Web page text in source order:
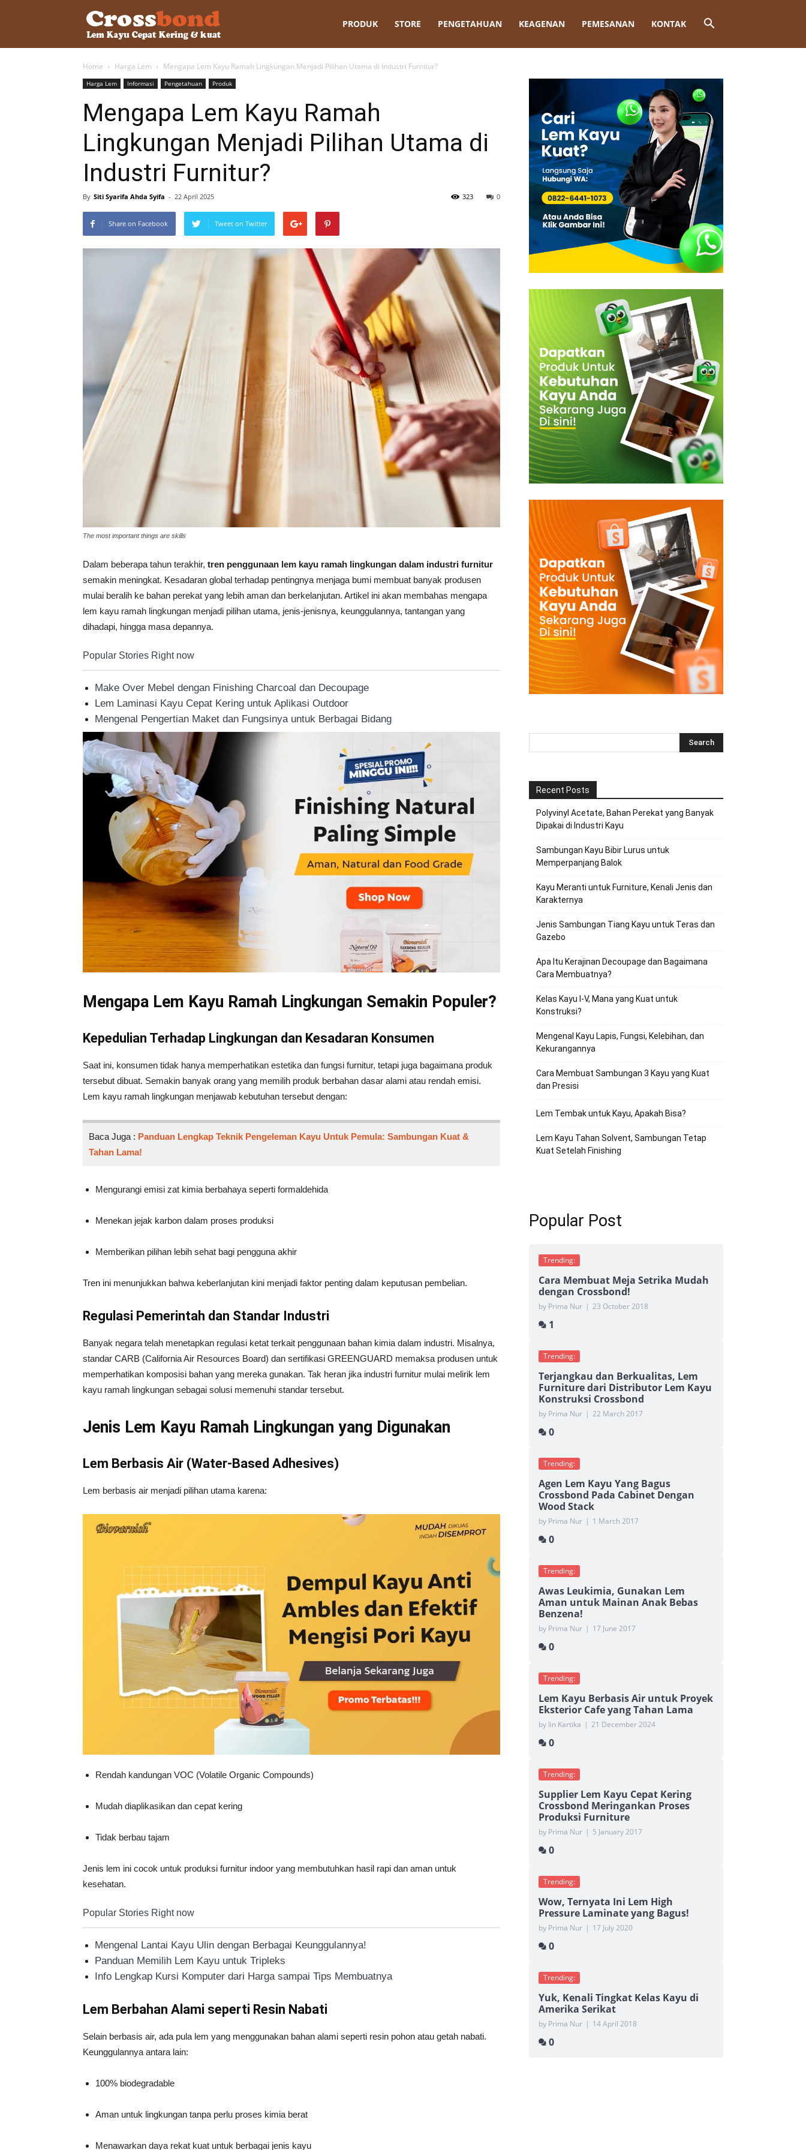
–
Lem
Kayu,
HPL,
Cepat
Kering,
Kuat
Lama
PRODUK STORE PENGETAHUAN KEAGENAN PEMESANAN KONTAK
Home Harga Lem Mengapa Lem Kayu Ramah Lingkungan Menjadi Pilihan Utama di Industri Furnitur?
Harga Lem Informasi Pengetahuan Produk
Mengapa Lem Kayu Ramah
Lingkungan Menjadi Pilihan Utama di
Industri Furnitur?
By Siti Syarifa Ahda Syifa - 22 April 2025 0
323
Share on Facebook Tweet on Twitter
The most important things are skills
Dalam beberapa tahun terakhir, tren penggunaan lem kayu ramah lingkungan dalam industri furnitur
semakin meningkat. Kesadaran global terhadap pentingnya menjaga bumi membuat banyak produsen
mulai beralih ke bahan perekat yang lebih aman dan berkelanjutan. Artikel ini akan membahas mengapa
lem kayu ramah lingkungan menjadi pilihan utama, jenis-jenisnya, keunggulannya, tantangan yang
dihadapi, hingga masa depannya.
Popular Stories Right now
Make Over Mebel dengan Finishing Charcoal dan Decoupage
Lem Laminasi Kayu Cepat Kering untuk Aplikasi Outdoor
Mengenal Pengertian Maket dan Fungsinya untuk Berbagai Bidang
Mengapa Lem Kayu Ramah Lingkungan Semakin Populer?
Kepedulian Terhadap Lingkungan dan Kesadaran Konsumen
Saat ini, konsumen tidak hanya memperhatikan estetika dan fungsi furnitur, tetapi juga bagaimana produk
tersebut dibuat. Semakin banyak orang yang memilih produk berbahan dasar alami atau rendah emisi.
Lem kayu ramah lingkungan menjawab kebutuhan tersebut dengan:
Baca Juga : Panduan Lengkap Teknik Pengeleman Kayu Untuk Pemula: Sambungan Kuat &
Tahan Lama!
Mengurangi emisi zat kimia berbahaya seperti formaldehida
Menekan jejak karbon dalam proses produksi
Memberikan pilihan lebih sehat bagi pengguna akhir
Tren ini menunjukkan bahwa keberlanjutan kini menjadi faktor penting dalam keputusan pembelian.
Regulasi Pemerintah dan Standar Industri
Banyak negara telah menetapkan regulasi ketat terkait penggunaan bahan kimia dalam industri. Misalnya,
standar CARB (California Air Resources Board) dan sertifikasi GREENGUARD memaksa produsen untuk
memperhatikan komposisi bahan yang mereka gunakan. Tak heran jika industri furnitur mulai melirik lem
kayu ramah lingkungan sebagai solusi memenuhi standar tersebut.
Jenis Lem Kayu Ramah Lingkungan yang Digunakan
Lem Berbasis Air (Water-Based Adhesives)
Lem berbasis air menjadi pilihan utama karena:
Rendah kandungan VOC (Volatile Organic Compounds)
Mudah diaplikasikan dan cepat kering
Tidak berbau tajam
Jenis lem ini cocok untuk produksi furnitur indoor yang membutuhkan hasil rapi dan aman untuk
kesehatan.
Popular Stories Right now
Mengenal Lantai Kayu Ulin dengan Berbagai Keunggulannya!
Panduan Memilih Lem Kayu untuk Tripleks
Info Lengkap Kursi Komputer dari Harga sampai Tips Membuatnya
Lem Berbahan Alami seperti Resin Nabati
Selain berbasis air, ada pula lem yang menggunakan bahan alami seperti resin pohon atau getah nabati.
Keunggulannya antara lain:
100% biodegradable
Aman untuk lingkungan tanpa perlu proses kimia berat
Menawarkan daya rekat kuat untuk berbagai jenis kayu
Recent Posts
Polyvinyl Acetate, Bahan Perekat yang Banyak
Dipakai di Industri Kayu
Sambungan Kayu Bibir Lurus untuk
Memperpanjang Balok
Kayu Meranti untuk Furniture, Kenali Jenis dan
Karakternya
Jenis Sambungan Tiang Kayu untuk Teras dan
Gazebo
Apa Itu Kerajinan Decoupage dan Bagaimana
Cara Membuatnya?
Kelas Kayu I-V, Mana yang Kuat untuk
Konstruksi?
Mengenal Kayu Lapis, Fungsi, Kelebihan, dan
Kekurangannya
Cara Membuat Sambungan 3 Kayu yang Kuat
dan Presisi
Lem Tembak untuk Kayu, Apakah Bisa?
Lem Kayu Tahan Solvent, Sambungan Tetap
Kuat Setelah Finishing
Popular Post
Trending:
Cara Membuat Meja Setrika Mudah
dengan Crossbond!
by Prima Nur | 23 October 2018
1
Trending:
Terjangkau dan Berkualitas, Lem
Furniture dari Distributor Lem Kayu
Konstruksi Crossbond
by Prima Nur | 22 March 2017
0
Trending:
Agen Lem Kayu Yang Bagus
Crossbond Pada Cabinet Dengan
Wood Stack
by Prima Nur | 1 March 2017
0
Trending:
Awas Leukimia, Gunakan Lem
Aman untuk Mainan Anak Bebas
Benzena!
by Prima Nur | 17 June 2017
0
Trending:
Lem Kayu Berbasis Air untuk Proyek
Eksterior Cafe yang Tahan Lama
by Iin Kartika | 21 December 2024
0
Trending:
Supplier Lem Kayu Cepat Kering
Crossbond Meringankan Proses
Produksi Furniture
by Prima Nur | 5 January 2017
0
Trending:
Wow, Ternyata Ini Lem High
Pressure Laminate yang Bagus!
by Prima Nur | 17 July 2020
0
Trending:
Yuk, Kenali Tingkat Kelas Kayu di
Amerika Serikat
by Prima Nur | 14 April 2018
0